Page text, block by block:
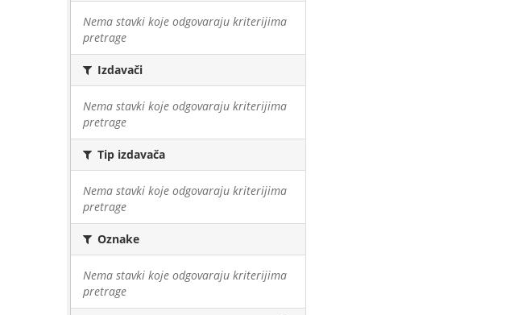
Nema stavki koje odgovaraju kriterijima
pretrage
Izdavači
Nema stavki koje odgovaraju kriterijima
pretrage
Tip izdavača
Nema stavki koje odgovaraju kriterijima
pretrage
Oznake
Nema stavki koje odgovaraju kriterijima
pretrage